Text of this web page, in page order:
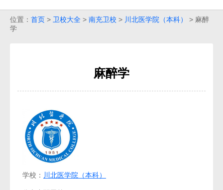
位置： 首页 > 卫校大全 > 南充卫校 > 川北医学院（本科）
> 麻醉
学
麻醉学
学校： 川北医学院（本科）